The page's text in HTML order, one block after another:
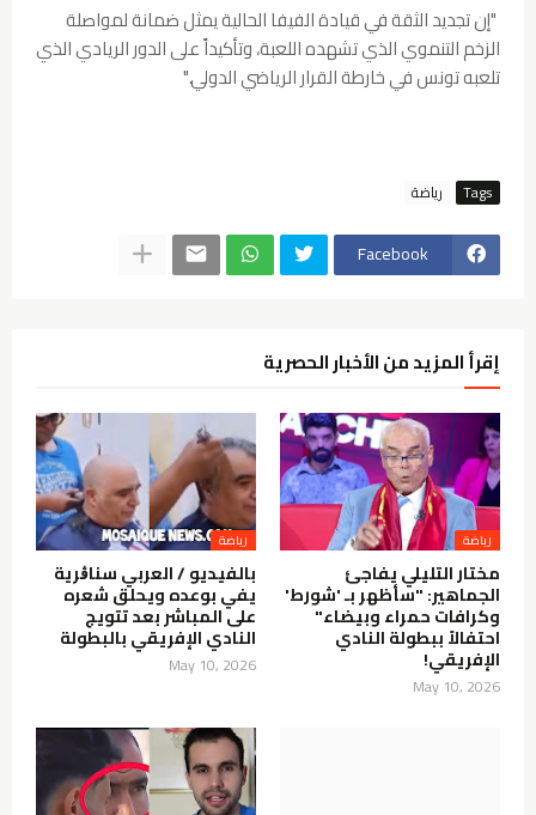
"إن تجديد الثقة في قيادة الفيفا الحالية يمثل ضمانة لمواصلة
الزخم التنموي الذي تشهده اللعبة، وتأكيداً على الدور الريادي الذي
تلعبه تونس في خارطة القرار الرياضي الدولي."
Tags
Facebook
إقرأ المزيد من الأخبار الحصرية
مختار التليلي يفاجئ
الجماهير: "سأظهر بـ 'شورط'
وكرافات حمراء وبيضاء"
احتفالاً ببطولة النادي
الإفريقي!
May 10, 2026
بالفيديو / العربي سناڨرية
يفي بوعده ويحلق شعره
على المباشر بعد تتويج
النادي الإفريقي بالبطولة
May 10, 2026